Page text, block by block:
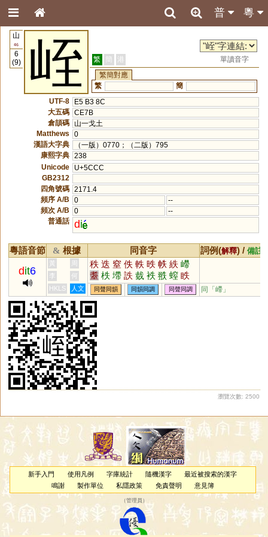
粵
普
山
46
6
(9)
峌 繁 簡 港
單讀音字
繁簡對應
繁
簡
UTF-8
E5 B3 8C
大五碼 CE7B
倉頡碼
山一戈土
Matthews
0
漢語大字典
（一版）0770；（二版）795
康熙字典 238
Unicode
U+5CCC
GB2312
四角號碼 2171.4
頻序 A/B
0
--
頻次 A/B
0
--
普通話 di
粵語音節 & 根據 同音字 詞例(解釋) / 備註
dit6
黃 周 秩 迭 窒 佚 軼 昳 帙 紩 嵽
耋 柣 墆 詄 臷 袟 翐 螲 眣
瓞 苵 洷 垤 咥 胅 絰 镻
李
何
HKLS
人文 同聲同韻 同韻同調 同聲同調 同「嵽 」
瀏覽次數: 2500
新手入門 使用凡例 字庫統計 隨機漢字
最近被搜索的漢字
鳴謝
製作單位 私隱政策 免責聲明 意見簿
（管理員 ）